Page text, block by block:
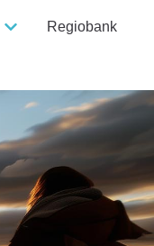
Regiobank